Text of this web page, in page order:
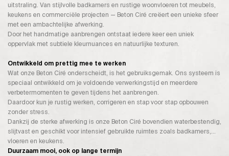
uitstraling. Van stijlvolle badkamers en rustige woonvloeren tot meubels,
keukens en commerciële projecten — Beton Ciré creëert een unieke sfeer
met een ambachtelijke afwerking.
Door het handmatige aanbrengen ontstaat iedere keer een uniek
oppervlak met subtiele kleurnuances en natuurlijke texturen.
Ontwikkeld om prettig mee te werken
Wat onze Beton Ciré onderscheidt, is het gebruiksgemak. Ons systeem is
speciaal ontwikkeld om je voldoende verwerkingstijd en meerdere
verbetermomenten te geven tijdens het aanbrengen.
Daardoor kun je rustig werken, corrigeren en stap voor stap opbouwen
zonder stress.
Dankzij de sterke afwerking is onze Beton Ciré bovendien waterbestendig,
slijtvast en geschikt voor intensief gebruikte ruimtes zoals badkamers,
vloeren en keukens.
Duurzaam mooi, ook op lange termijn